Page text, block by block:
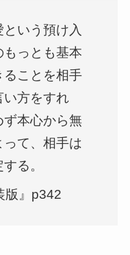
いう預け入
っとも基本
ることを相手
い方をすれ
ず本心から無
て、相手は
る。
版』p342